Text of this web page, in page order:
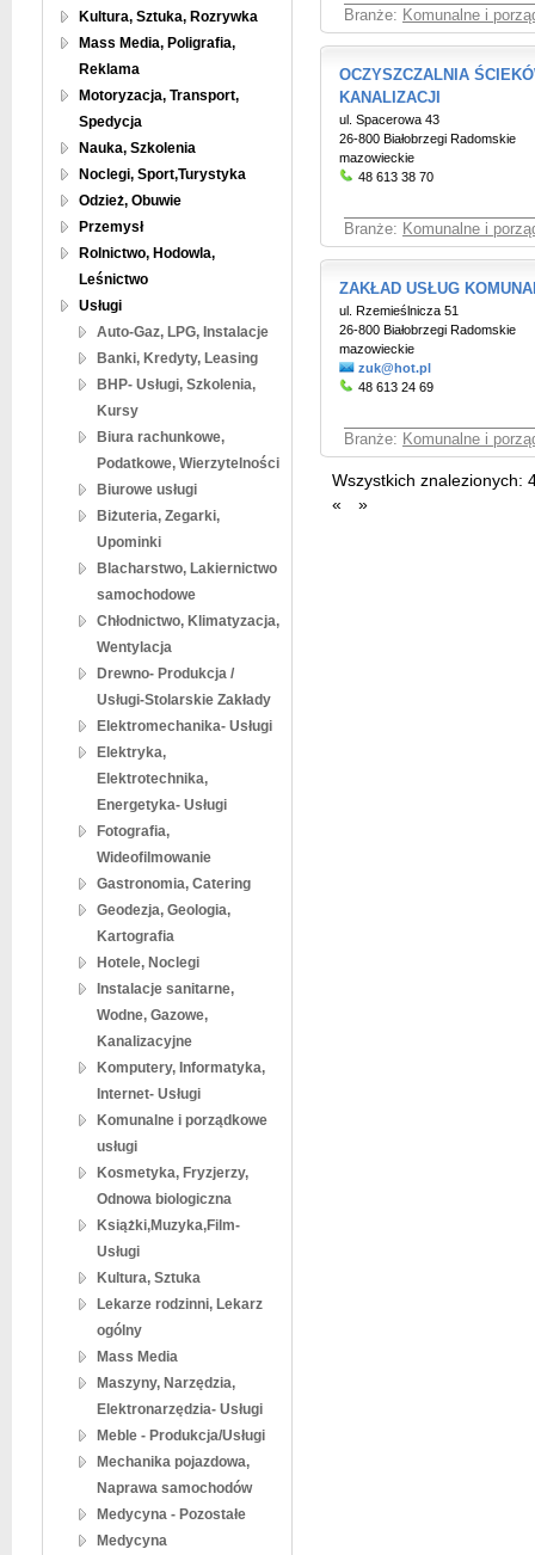
Kultura, Sztuka, Rozrywka
Mass Media, Poligrafia,
Reklama
Motoryzacja, Transport,
Spedycja
Nauka, Szkolenia
Noclegi, Sport,Turystyka
Odzież, Obuwie
Przemysł
Rolnictwo, Hodowla,
Leśnictwo
Usługi
Auto-Gaz, LPG, Instalacje
Banki, Kredyty, Leasing
BHP- Usługi, Szkolenia,
Kursy
Biura rachunkowe,
Podatkowe, Wierzytelności
Biurowe usługi
Biżuteria, Zegarki,
Upominki
Blacharstwo, Lakiernictwo
samochodowe
Chłodnictwo, Klimatyzacja,
Wentylacja
Drewno- Produkcja /
Usługi-Stolarskie Zakłady
Elektromechanika- Usługi
Elektryka,
Elektrotechnika,
Energetyka- Usługi
Fotografia,
Wideofilmowanie
Gastronomia, Catering
Geodezja, Geologia,
Kartografia
Hotele, Noclegi
Instalacje sanitarne,
Wodne, Gazowe,
Kanalizacyjne
Komputery, Informatyka,
Internet- Usługi
Komunalne i porządkowe
usługi
Kosmetyka, Fryzjerzy,
Odnowa biologiczna
Książki,Muzyka,Film-
Usługi
Kultura, Sztuka
Lekarze rodzinni, Lekarz
ogólny
Mass Media
Maszyny, Narzędzia,
Elektronarzędzia- Usługi
Meble - Produkcja/Usługi
Mechanika pojazdowa,
Naprawa samochodów
Medycyna - Pozostałe
Medycyna
Branże: Komunalne i
OCZYSZCZALNIA
KANALIZACJI
ul. Spacerowa 43
26-800 Białobrzegi Radomskie
mazowieckie
48 613 38 70
Branże: Komunalne i
ZAKŁAD USŁUG
ul. Rzemieślnicza 51
26-800 Białobrzegi Radomskie
mazowieckie
zuk@hot.pl
48 613 24 69
Branże: Komunalne i
Wszystkich znalezionych:
«
»